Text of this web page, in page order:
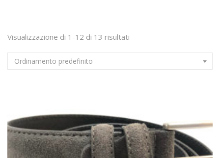
Visualizzazione di 1-12 di 13 risultati
Ordinamento predefinito